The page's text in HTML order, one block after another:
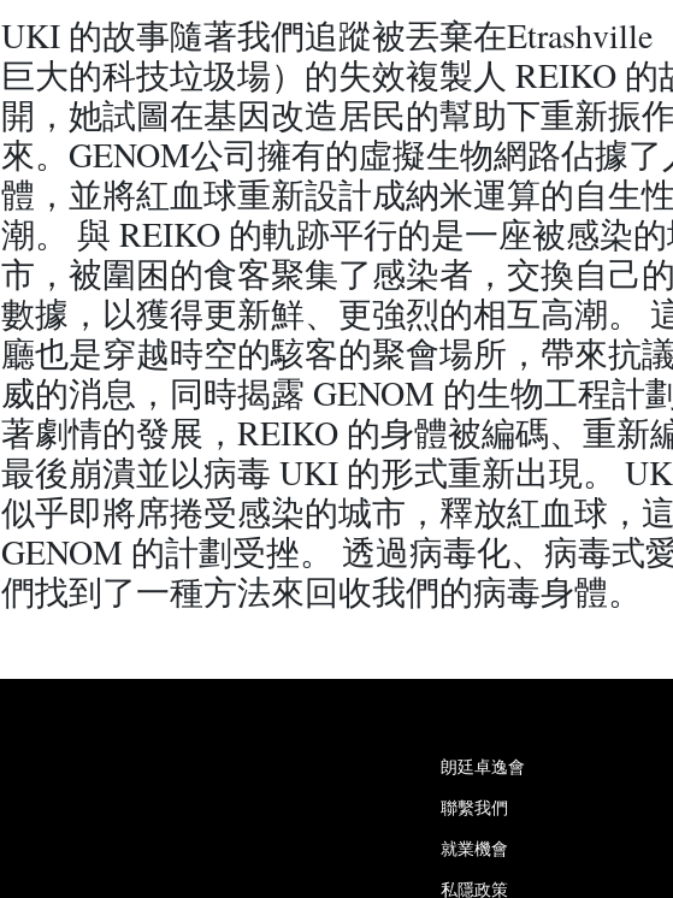
UKI 的故事隨著我們追蹤被丟棄在Etrashville
巨大的科技垃圾場）的失效複製人 REIKO 的
開，她試圖在基因改造居民的幫助下重新振
來。GENOM公司擁有的虛擬生物網路佔據了
體，並將紅血球重新設計成納米運算的自生
潮。 與 REIKO 的軌跡平行的是一座被感染
市，被圍困的食客聚集了感染者，交換自己
數據，以獲得更新鮮、更強烈的相互高潮。
廳也是穿越時空的駭客的聚會場所，帶來抗
威的消息，同時揭露 GENOM 的生物工程計
著劇情的發展，REIKO 的身體被編碼、重新
最後崩潰並以病毒 UKI 的形式重新出現。
似乎即將席捲受感染的城市，釋放紅血球，
GENOM 的計劃受挫。 透過病毒化、病毒式
們找到了一種方法來回收我們的病毒身體。
朗廷卓逸會
聯繫我們
就業機會
私隱政策